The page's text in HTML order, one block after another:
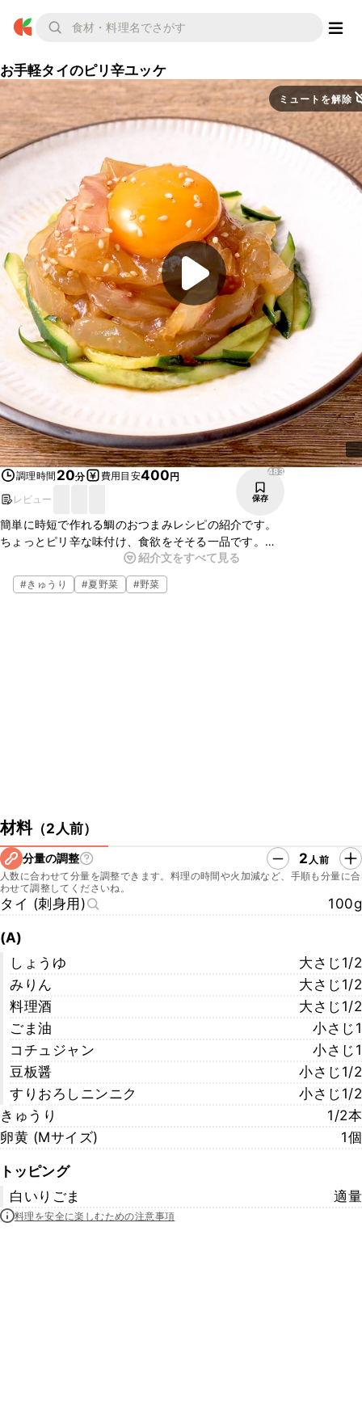
お手軽タイのピリ辛ユッケ
ミュートを解除
調理時間 20分 費用目安400円
レビュー
483
保存
簡単に時短で作れる鯛のおつまみレシピの紹介です。
ちょっとピリ辛な味付け、食欲をそそる一品です。
お酒のおつまみやごはんのお供などに最適です。
ミョウガなどを加えたり、ごま油の代わりにラー油を加えても美味し
く頂けます。
紹介文をすべて見る
#きゅうり #夏野菜 #野菜
材料（2人前）
分量の調整 2 人前
人数に合わせて分量を調整できます。料理の時間や火加減など、手順も分量に合
わせて調整してくださいね。
タイ (刺身用) 100g
(A)
しょうゆ
大さじ1/2
みりん
大さじ1/2
料理酒
大さじ1/2
ごま油
小さじ1
コチュジャン
小さじ1
豆板醤
小さじ1/2
すりおろしニンニク
小さじ1/2
きゅうり
1/2本
卵黄 (Mサイズ)
1個
トッピング
白いりごま
適量
料理を安全に楽しむための注意事項